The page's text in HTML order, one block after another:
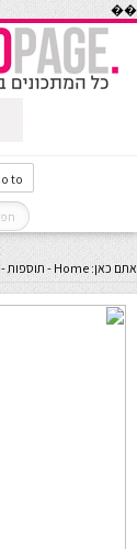
��
אתם כאן: Home
- תוספות-